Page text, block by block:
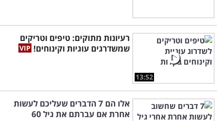
13:52
רעיונות מתוקים: טיפים וטריקים
שמשדרגים עוגיות וקינוחים!
אלו הם 7 הדברים שעליכם לעשות
אחרת אם עברתם את גיל 60